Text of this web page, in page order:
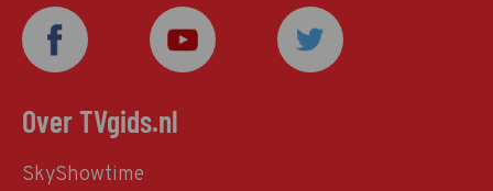
Over TVgids.nl
SkyShowtime